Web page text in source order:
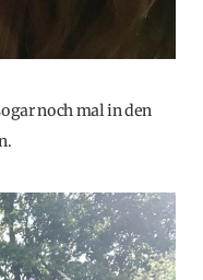
noch mal in den